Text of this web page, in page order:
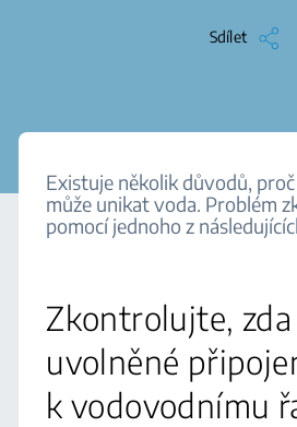
Sdílet
Existuje několik důvodů,
může unikat voda. Problém
pomocí jednoho z
Zkontrolujte,
uvolněné
k vodovodnímu